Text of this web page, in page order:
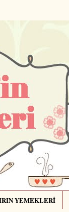
YEMEKLERİ